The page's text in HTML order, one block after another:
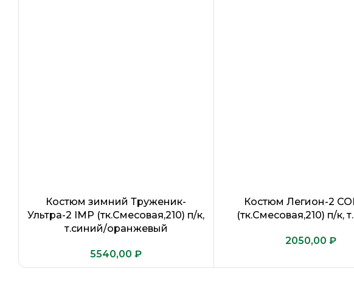
Костюм зимний Труженик-
Ультра-2 IMP (тк.Смесовая,210) п/к,
т.синий/оранжевый
₽
Костюм Легион-2
(тк.Смесовая,210) п/к,
₽